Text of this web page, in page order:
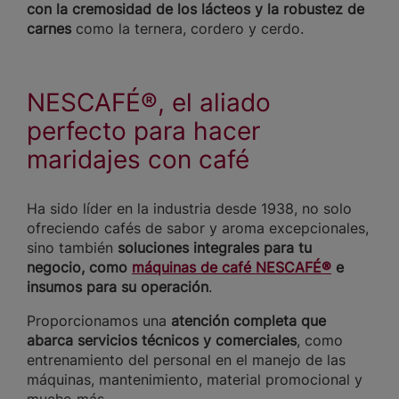
con la cremosidad de los lácteos y la robustez de
carnes como la ternera, cordero y cerdo.
NESCAFÉ®, el aliado
perfecto para hacer
maridajes con café
Ha sido líder en la industria desde 1938, no solo
ofreciendo cafés de sabor y aroma excepcionales,
sino también soluciones integrales para tu
negocio, como máquinas de café NESCAFÉ® e
insumos para su operación.
Proporcionamos una atención completa que
abarca servicios técnicos y comerciales, como
entrenamiento del personal en el manejo de las
máquinas, mantenimiento, material promocional y